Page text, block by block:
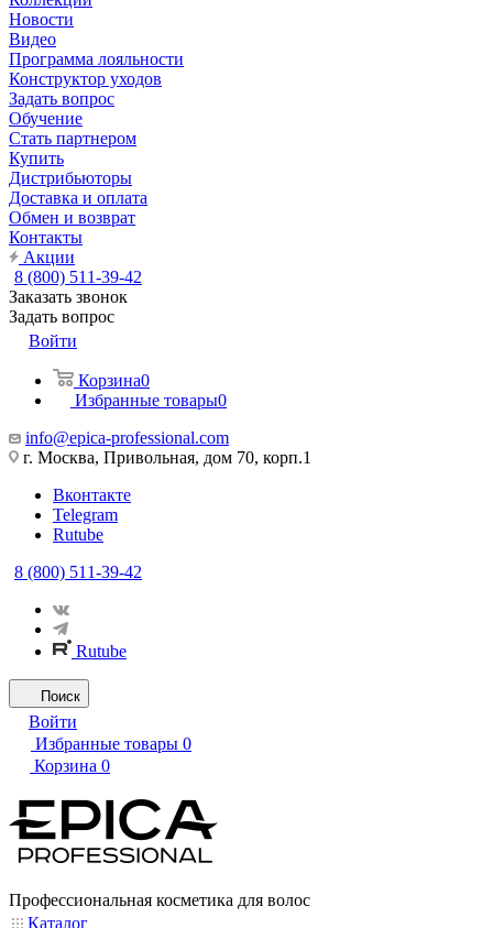
Новости
Видео
Программа лояльности
Конструктор уходов
Задать вопрос
Обучение
Стать партнером
Купить
Дистрибьюторы
Доставка и оплата
Обмен и возврат
Контакты
Акции
8 (800) 511-39-42
Заказать звонок
Задать вопрос
Войти
Корзина0
Избранные товары0
info@epica-professional.com
г. Москва, Привольная, дом 70, корп.1
Вконтакте
Telegram
Rutube
8 (800) 511-39-42
Rutube
Поиск
Войти
Избранные товары 0
Корзина 0
Профессиональная косметика для волос
Каталог